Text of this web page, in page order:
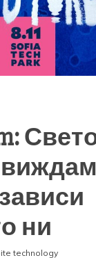
ни
technology